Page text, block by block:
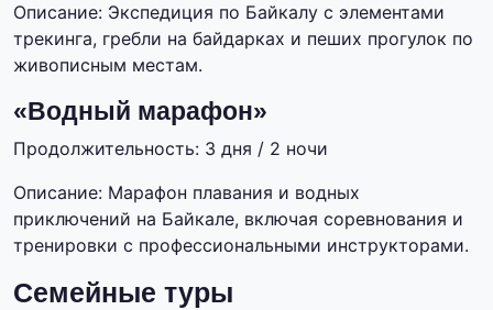
Описание: Экспедиция по Байкалу с элементами
трекинга, гребли на байдарках и пеших прогулок по
живописным местам.
«Водный марафон»
Продолжительность: 3 дня / 2 ночи
Описание: Марафон плавания и водных
приключений на Байкале, включая соревнования и
тренировки с профессиональными инструкторами.
Семейные туры